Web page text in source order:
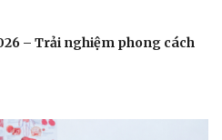
– Trải nghiệm phong cách